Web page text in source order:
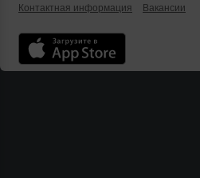
Контактная информация
Вакансии